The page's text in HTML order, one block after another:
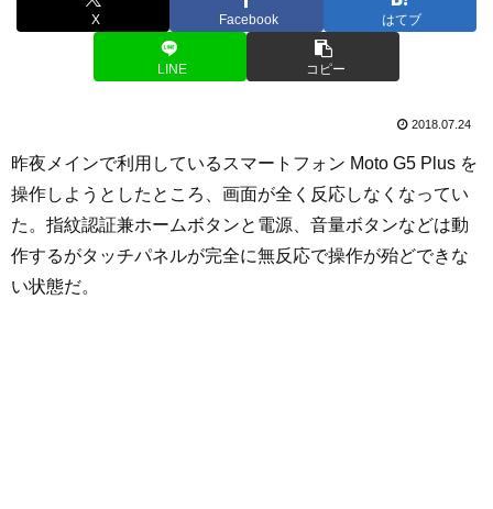
X Facebook はてブ
LINE コピー
2018.07.24
昨夜メインで利用しているスマートフォン Moto G5 Plus を
操作しようとしたところ、画面が全く反応しなくなってい
た。指紋認証兼ホームボタンと電源、音量ボタンなどは動
作するがタッチパネルが完全に無反応で操作が殆どできな
い状態だ。